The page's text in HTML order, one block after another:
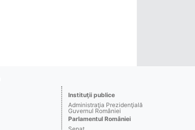
Instituţii publice
Administraţia Prezidenţială
Guvernul României
Parlamentul României